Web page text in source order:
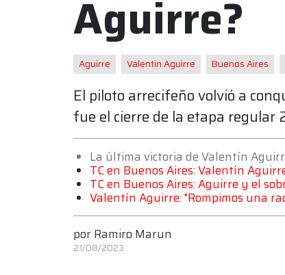
Aguirre?
Aguirre Valentin Aguirre Buenos Aires
El piloto arrecifeño volvió a
fue el cierre de la etapa regular
La última victoria de Valentín
TC en Buenos Aires: Valentín
TC en Buenos Aires: Aguirre y el
Valentín Aguirre: "Rompimos una
por Ramiro Marun
21/08/2023